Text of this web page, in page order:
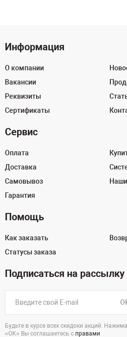
Информация
О компании
Вакансии
Реквизиты
Сертификаты
Сервис
Оплата
Доставка
Самовывоз
Гарантия
Наши
Помощь
Как заказать
Статусы заказа
Подписаться на рассылку
Будьте в курсе всех скидоки акций.
«ОК» Вы соглашаетесь с правами